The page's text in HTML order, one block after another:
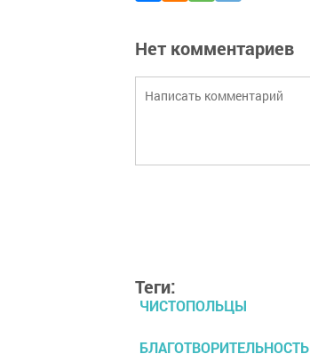
Нет комментариев
Теги:
ЧИСТОПОЛЬЦЫ
БЛАГОТВОРИТЕЛЬНОСТЬ